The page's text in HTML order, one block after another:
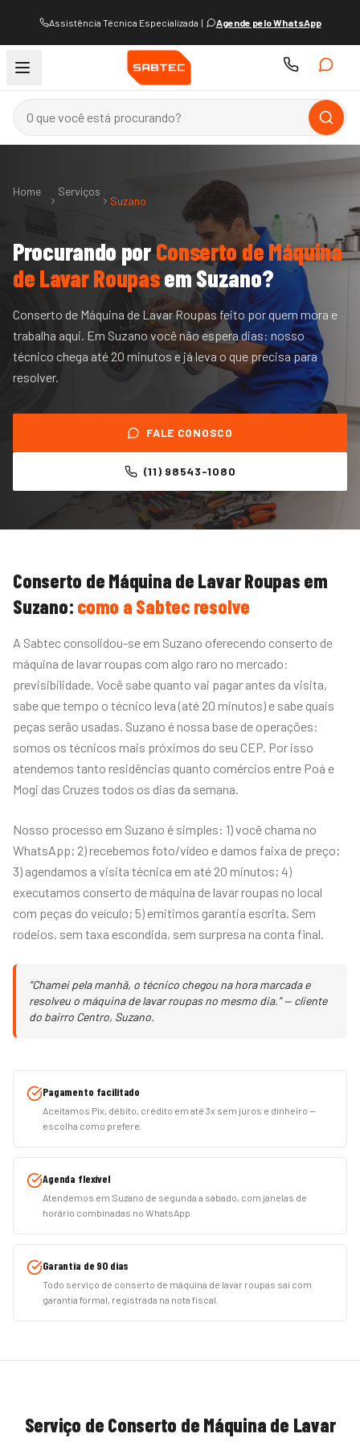
Assistência Técnica Especializada | Agende pelo WhatsApp
Home Serviços
Suzano
Procurando porConserto de Máquina
de Lavar RoupasemSuzano?
Conserto de Máquina de Lavar Roupas feito por quem mora e
trabalha aqui. Em Suzano você não espera dias: nosso
técnico chega até 20 minutos e já leva o que precisa para
resolver.
FALE CONOSCO
(11) 98543-1080
Conserto de Máquina de Lavar Roupas em
Suzano: como a Sabtec resolve
A Sabtec consolidou-se em Suzano oferecendo conserto de
máquina de lavar roupas com algo raro no mercado:
previsibilidade. Você sabe quanto vai pagar antes da visita,
sabe que tempo o técnico leva (até 20 minutos) e sabe quais
peças serão usadas. Suzano é nossa base de operações:
somos os técnicos mais próximos do seu CEP. Por isso
atendemos tanto residências quanto comércios entre Poá e
Mogi das Cruzes todos os dias da semana.
Nosso processo em Suzano é simples: 1) você chama no
WhatsApp; 2) recebemos foto/vídeo e damos faixa de preço;
3) agendamos a visita técnica em até 20 minutos; 4)
executamos conserto de máquina de lavar roupas no local
com peças do veículo; 5) emitimos garantia escrita. Sem
rodeios, sem taxa escondida, sem surpresa na conta final.
“Chamei pela manhã, o técnico chegou na hora marcada e
resolveu o máquina de lavar roupas no mesmo dia.” — cliente
do bairro Centro, Suzano.
Pagamento facilitado
Aceitamos Pix, débito, crédito em até 3x sem juros e dinheiro —
escolha como prefere.
Agenda flexível
Atendemos em Suzano de segunda a sábado, com janelas de
horário combinadas no WhatsApp.
Garantia de 90 dias
Todo serviço de conserto de máquina de lavar roupas sai com
garantia formal, registrada na nota fiscal.
Serviço de Conserto de Máquina de Lavar